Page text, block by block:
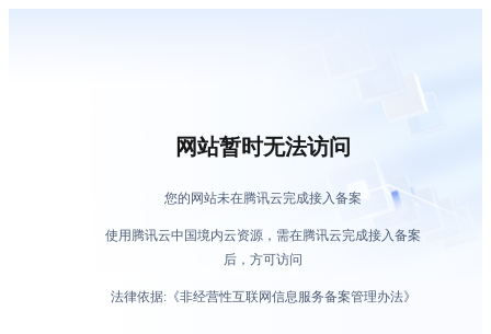
网站暂时无法访问
您的网站未在腾讯云完成接入备案
使用腾讯云中国境内云资源，需在腾讯云完成接入备案
后，方可访问
法律依据:《非经营性互联网信息服务备案管理办法》